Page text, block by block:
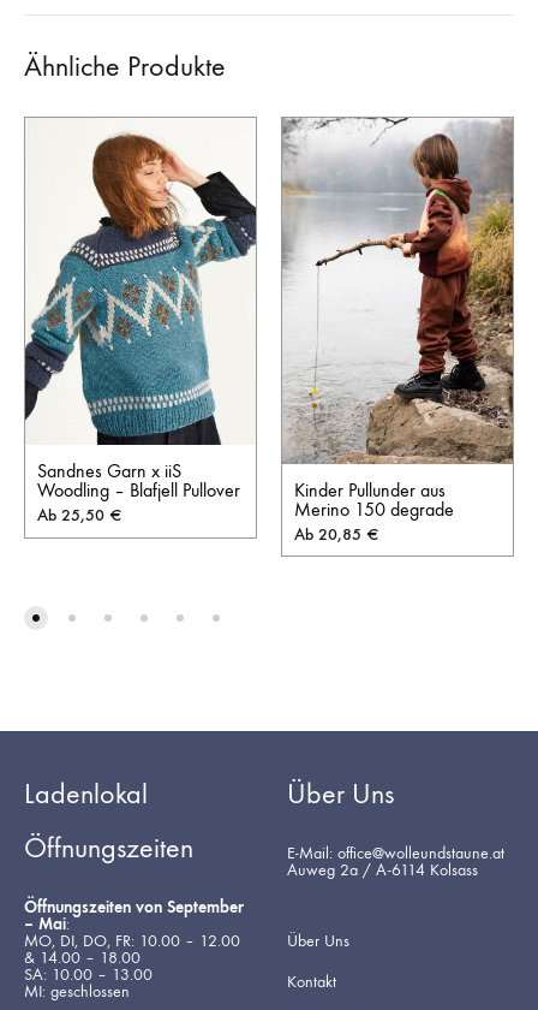
Ähnliche Produkte
Sandnes Garn x iiS
Woodling – Blafjell Pullover
Ab 25,50 €
Kinder Pullunder aus
Merino 150 degrade
Ab 20,85 €
Ladenlokal
Öffnungszeiten
Öffnungszeiten von September
– Mai:
MO, DI, DO, FR: 10.00 – 12.00
& 14.00 – 18.00
SA: 10.00 – 13.00
MI: geschlossen
Über Uns
E-Mail: office@wolleundstaune.at
Auweg 2a / A-6114 Kolsass
Über Uns
Kontakt